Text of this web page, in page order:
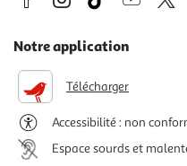
Notre application
Télécharger
Accessibilité : non
Espace sourds et